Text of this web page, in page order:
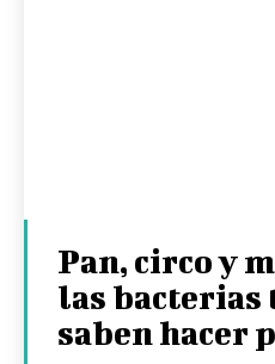
Pan, circo y
las bacterias
saben hacer